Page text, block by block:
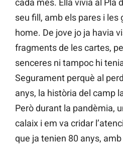
cada mes. Ella vivia al Pla
seu fill, amb els pares i les
home. De jove jo ja havia
fragments de les cartes,
senceres ni tampoc hi
Segurament perquè al
anys, la història del camp
Però durant la pandèmia,
calaix i em va cridar
que ja tenien 80 anys,